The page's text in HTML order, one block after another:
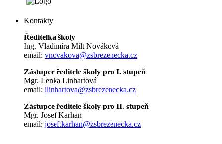
Kontakty
Ředitelka školy
Ing. Vladimíra Milt Nováková
email: vnovakova@zsbrezenecka.cz
Zástupce ředitele školy pro I. stupeň
Mgr. Lenka Linhartová
email: llinhartova@zsbrezenecka.cz
Zástupce ředitele školy pro II. stupeň
Mgr. Josef Karhan
email: josef.karhan@zsbrezenecka.cz